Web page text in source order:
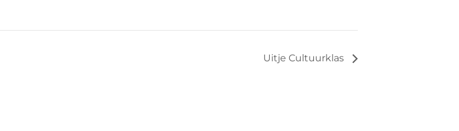
Uitje Cultuurklas